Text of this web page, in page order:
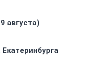
августа)